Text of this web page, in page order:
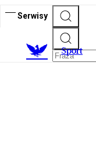
Serwisy
Sport